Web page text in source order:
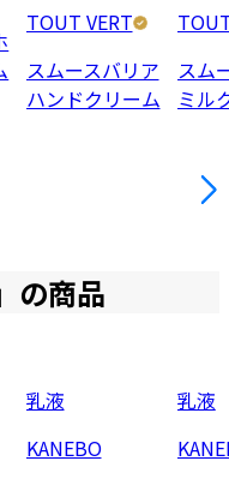
TOUT VERT
スムースバリア
ハンドクリーム
スム
ミル
の商品
乳液
KANEBO
乳液